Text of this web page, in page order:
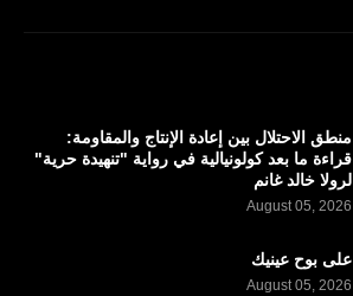
منطق الاحتلال بين إعادة الإنتاج والمقاومة:
قراءة ما بعد كولونيالية في رواية "تنهيدة حرية"
لرولا خالد غانم
August 05, 2026
على بوح عينيك
August 05, 2026